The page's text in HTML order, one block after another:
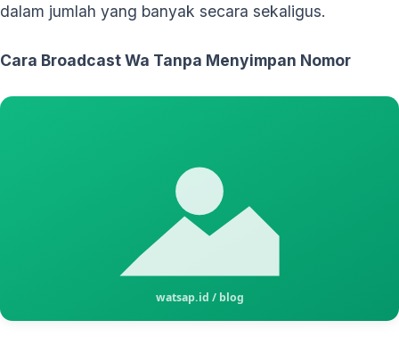
dalam jumlah yang banyak secara sekaligus.
Cara Broadcast Wa Tanpa Menyimpan Nomor